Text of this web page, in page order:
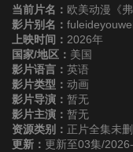
当前片名： 欧美动漫《
影片别名：
上映时间： 2026年
国家/地区： 美国
影片语言： 英语
影片类型： 动画
影片导演： 暂无
影片主演： 暂无
资源类别： 正片全集未
更新： 更新至03集/